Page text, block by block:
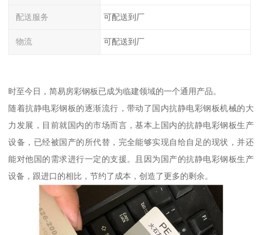
配送服务 可配送到厂
物流 可配送到厂
时至今日，简易房彩钢板已成为临建领域的一个通用产品。
随着抗静电彩钢板的逐渐流行，带动了国内抗静电彩钢板机械的大
力发展，目前就国内的市场而言，基本上国内的抗静电彩钢板生产
设备，已经被国产的所代替，完全能够实现自给自足的现状，并还
能对他国的需求进行一定的支援。且因为国产的抗静电彩钢板生产
设备，跟进口的相比，节约了成本，创造了更多的剩余。